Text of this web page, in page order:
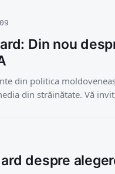
Din nou
din politica
din străinătate. Vă
despre